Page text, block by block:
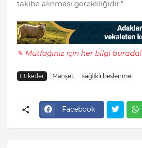
takibe alınması gerekliliğidir.”
✎ Mutfağınız için her bilgi burada!
Etiketler Manşet sağlıklı beslenme
Facebook